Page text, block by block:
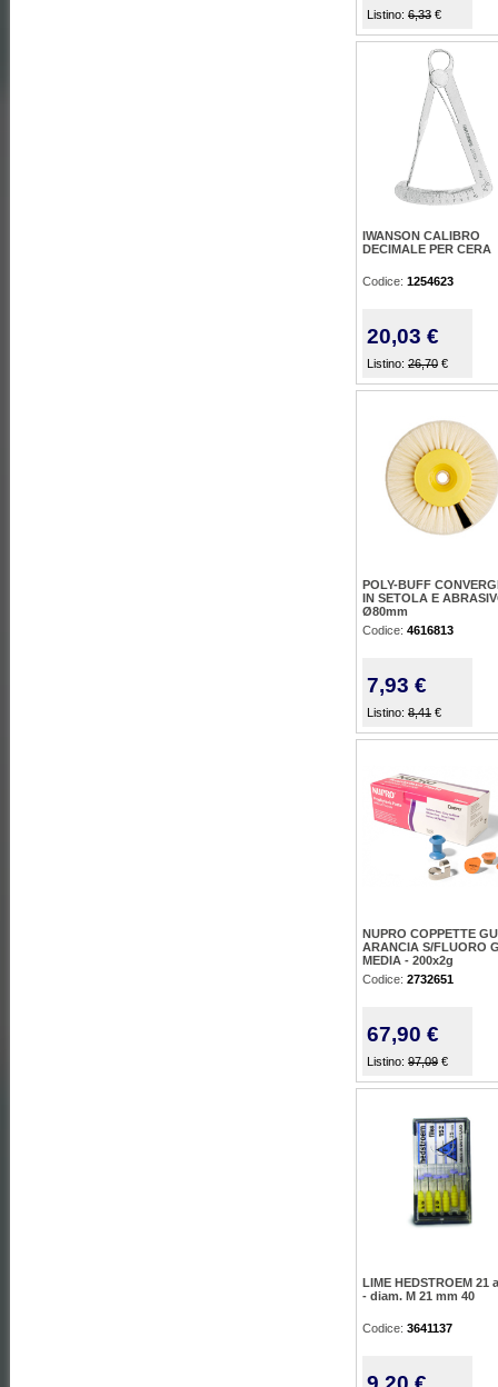
Listino: 6,33 €
IWANSON CALIBRO
DECIMALE PER CERA
Codice: 1254623
20,03 €
Listino: 26,70 €
POLY-BUFF
IN SETOLA E
Ø80mm
Codice: 4616813
7,93 €
Listino: 8,41 €
NUPRO COPPETTE
ARANCIA S/FLUORO
MEDIA - 200x2g
Codice: 2732651
67,90 €
Listino: 97,09 €
LIME HEDSTROEM 21
- diam. M 21 mm 40
Codice: 3641137